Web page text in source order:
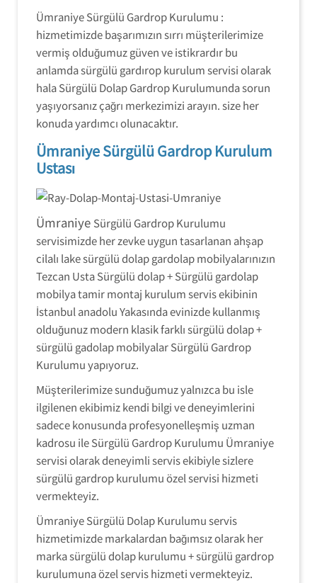
Ümraniye Sürgülü Gardrop Kurulumu :
hizmetimizde başarımızın sırrı müşterilerimize
vermiş olduğumuz güven ve istikrardır bu
anlamda sürgülü gardırop kurulum servisi olarak
hala Sürgülü Dolap Gardrop Kurulumunda sorun
yaşıyorsanız çağrı merkezimizi arayın. size her
konuda yardımcı olunacaktır.
Ümraniye Sürgülü Gardrop Kurulum
Ustası
Ümraniye Sürgülü Gardrop Kurulumu
servisimizde her zevke uygun tasarlanan ahşap
cilalı lake sürgülü dolap gardolap mobilyalarınızın
Tezcan Usta Sürgülü dolap + Sürgülü gardolap
mobilya tamir montaj kurulum servis ekibinin
İstanbul anadolu Yakasında evinizde kullanmış
olduğunuz modern klasik farklı sürgülü dolap +
sürgülü gadolap mobilyalar Sürgülü Gardrop
Kurulumu yapıyoruz.
Müşterilerimize sunduğumuz yalnızca bu isle
ilgilenen ekibimiz kendi bilgi ve deneyimlerini
sadece konusunda profesyonelleşmiş uzman
kadrosu ile Sürgülü Gardrop Kurulumu Ümraniye
servisi olarak deneyimli servis ekibiyle sizlere
sürgülü gardrop kurulumu özel servisi hizmeti
vermekteyiz.
Ümraniye Sürgülü Dolap Kurulumu servis
hizmetimizde markalardan bağımsız olarak her
marka sürgülü dolap kurulumu + sürgülü gardrop
kurulumuna özel servis hizmeti vermekteyiz.